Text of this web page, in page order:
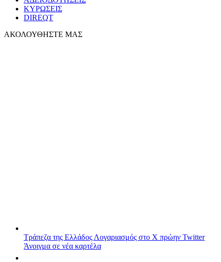
ΚΥΡΩΣΕΙΣ
DIREQT
ΑΚΟΛΟΥΘΗΣΤΕ ΜΑΣ
Τράπεζα της Ελλάδος Λογαριασμός στο X πρώην Twitter
Άνοιγμα σε νέα καρτέλα